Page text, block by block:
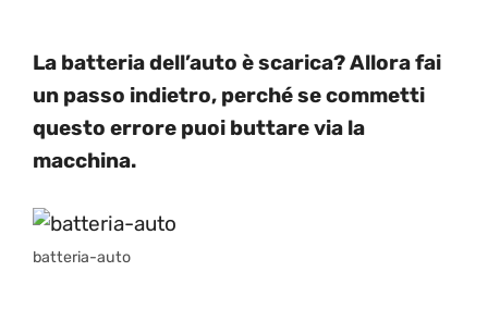
La batteria dell’auto è scarica? Allora fai
un passo indietro, perché se commetti
questo errore puoi buttare via la
macchina.
batteria-auto